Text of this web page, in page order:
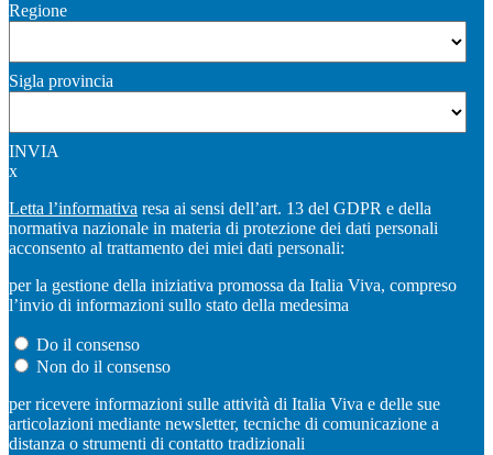
Regione
Sigla provincia
INVIA
x
Letta l’informativa resa ai sensi dell’art. 13 del GDPR e della
normativa nazionale in materia di protezione dei dati personali
acconsento al trattamento dei miei dati personali:
per la gestione della iniziativa promossa da Italia Viva, compreso
l’invio di informazioni sullo stato della medesima
Do il consenso
Non do il consenso
per ricevere informazioni sulle attività di Italia Viva e delle sue
articolazioni mediante newsletter, tecniche di comunicazione a
distanza o strumenti di contatto tradizionali